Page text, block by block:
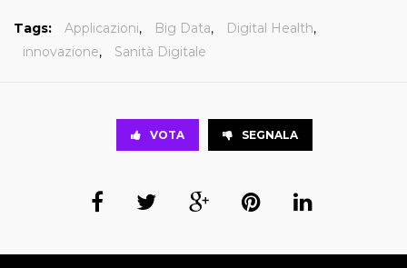
Tags: Applicazioni, Big Data, Digital Health,
innovazione, Sanità Digitale
VOTA SEGNALA